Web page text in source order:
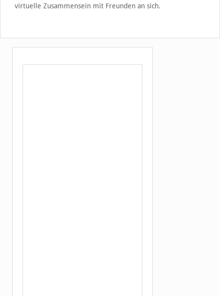
virtuelle Zusammensein mit Freunden an sich.